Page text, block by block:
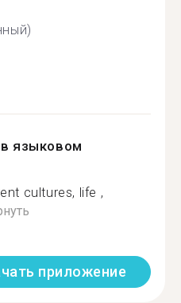
языковом
cultures, life ,
приложение